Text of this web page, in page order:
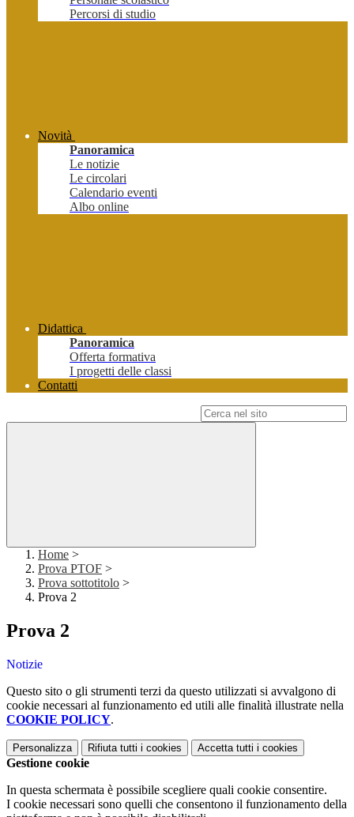
Percorsi di studio
Novità
Panoramica
Le notizie
Le circolari
Calendario eventi
Albo online
Didattica
Panoramica
Offerta formativa
I progetti delle classi
Contatti
Home >
Prova PTOF >
Prova sottotitolo >
Prova 2
Prova 2
Notizie
Questo sito o gli strumenti terzi da questo utilizzati si avvalgono di
cookie necessari al funzionamento ed utili alle finalità illustrate nella
COOKIE POLICY.
Personalizza Rifiuta tutti i cookies Accetta tutti i cookies
Gestione cookie
In questa schermata è possibile scegliere quali cookie consentire.
I cookie necessari sono quelli che consentono il funzionamento della